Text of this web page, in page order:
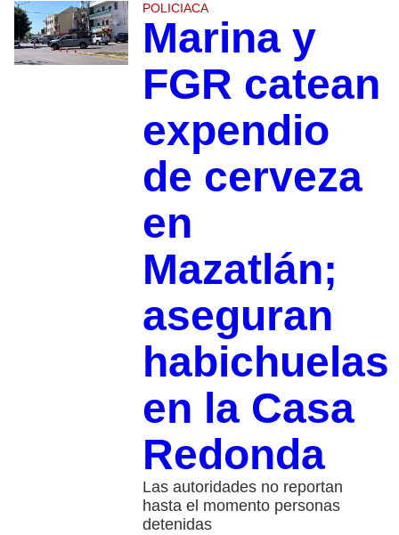
POLICIACA
Marina y
FGR catean
expendio
de cerveza
en
Mazatlán;
aseguran
habichuelas
en la Casa
Redonda
Las autoridades no reportan
hasta el momento personas
detenidas